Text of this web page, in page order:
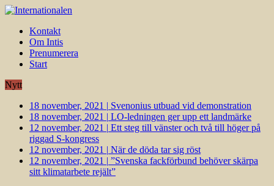
Kontakt
Om Intis
Prenumerera
Start
Nytt
18 november, 2021 | Svenonius utbuad vid demonstration
18 november, 2021 | LO-ledningen ger upp ett landmärke
12 november, 2021 | Ett steg till vänster och två till höger på
riggad S-kongress
12 november, 2021 | När de döda tar sig röst
12 november, 2021 | ”Svenska fackförbund behöver skärpa
sitt klimatarbete rejält”